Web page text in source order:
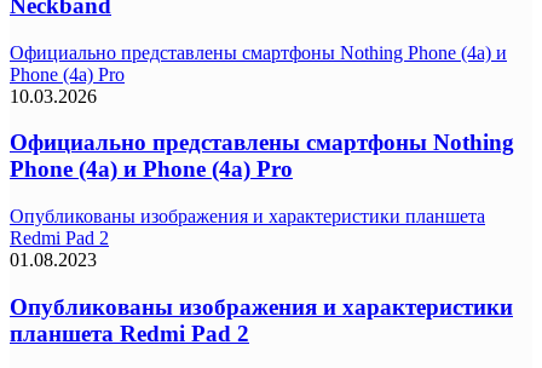
Neckband
Официально представлены смартфоны Nothing Phone (4a) и
Phone (4a) Pro
10.03.2026
Официально представлены смартфоны Nothing
Phone (4a) и Phone (4a) Pro
Опубликованы изображения и характеристики планшета
Redmi Pad 2
01.08.2023
Опубликованы изображения и характеристики
планшета Redmi Pad 2